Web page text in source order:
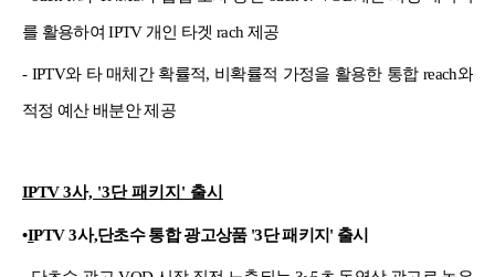
를 활용하여 IPTV 개인 타겟 rach 제공
- IPTV와 타 매체간 확률적, 비확률적 가정을 활용한 통합 reach와
적정 예산 배분안 제공
IPTV3사, '3단 패키지' 출시
•IPTV3사,단초수 통합 광고상품 '3단 패키지' 출시